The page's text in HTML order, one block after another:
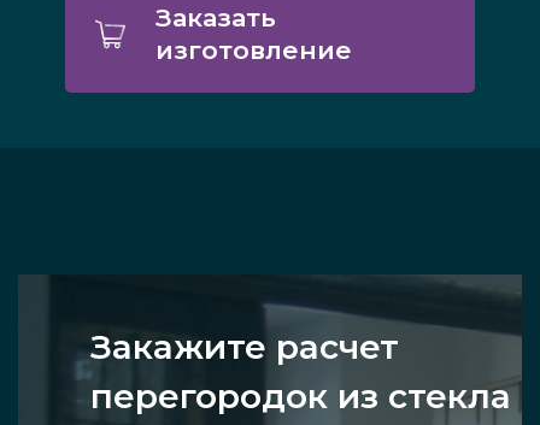
Заказать
изготовление
Закажите расчет
перегородок из стекла